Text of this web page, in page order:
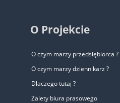
O Projekcie
O czym marzy przedsiębiorca ?
O czym marzy dziennikarz ?
Dlaczego tutaj ?
Zalety biura prasowego